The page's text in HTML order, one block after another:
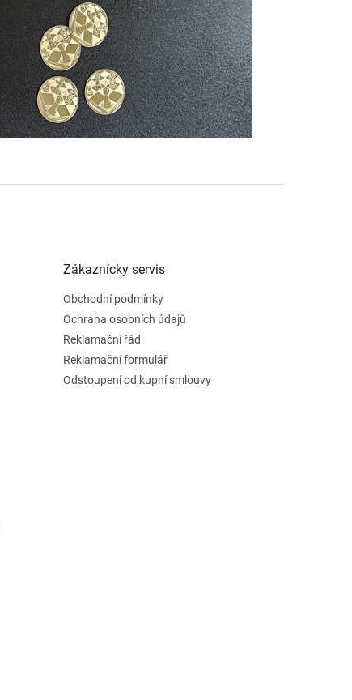
Zákaznícky servis
Obchodní podmínky
Ochrana osobních údajů
Reklamační řád
Reklamační formulář
Odstoupení od kupní smlouvy